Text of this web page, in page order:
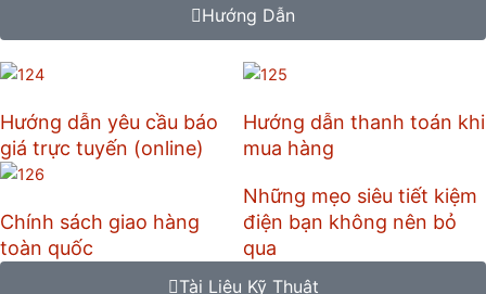
Hướng Dẫn
Hướng dẫn yêu cầu báo
giá trực tuyến (online)
Hướng dẫn thanh toán khi
mua hàng
Chính sách giao hàng
toàn quốc
Những mẹo siêu tiết kiệm
điện bạn không nên bỏ
qua
Tài Liệu Kỹ Thuật